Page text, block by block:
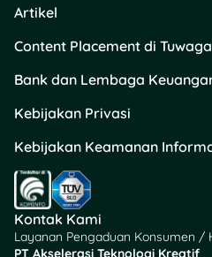
5. Telkomsel – Paket
Halo+ Bold 50 Hanya
Kabar baik buat pengguna
Artikel
Content Placement di Tuwaga
Bank dan Lembaga
Kebijakan Privasi
Kebijakan Keamanan
Kontak Kami
Layanan Pengaduan Konsumen /
PT Akselerasi Teknologi Kreatif